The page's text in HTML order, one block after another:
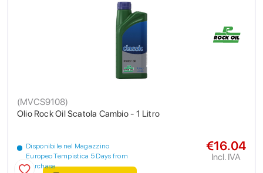
Olio Rock Oil Scatola Cambio - 1 Litro
(MVCS9108)
Disponibile nel Magazzino
Europeo Tempistica 5 Days from
purchase
€16.04
Incl. IVA